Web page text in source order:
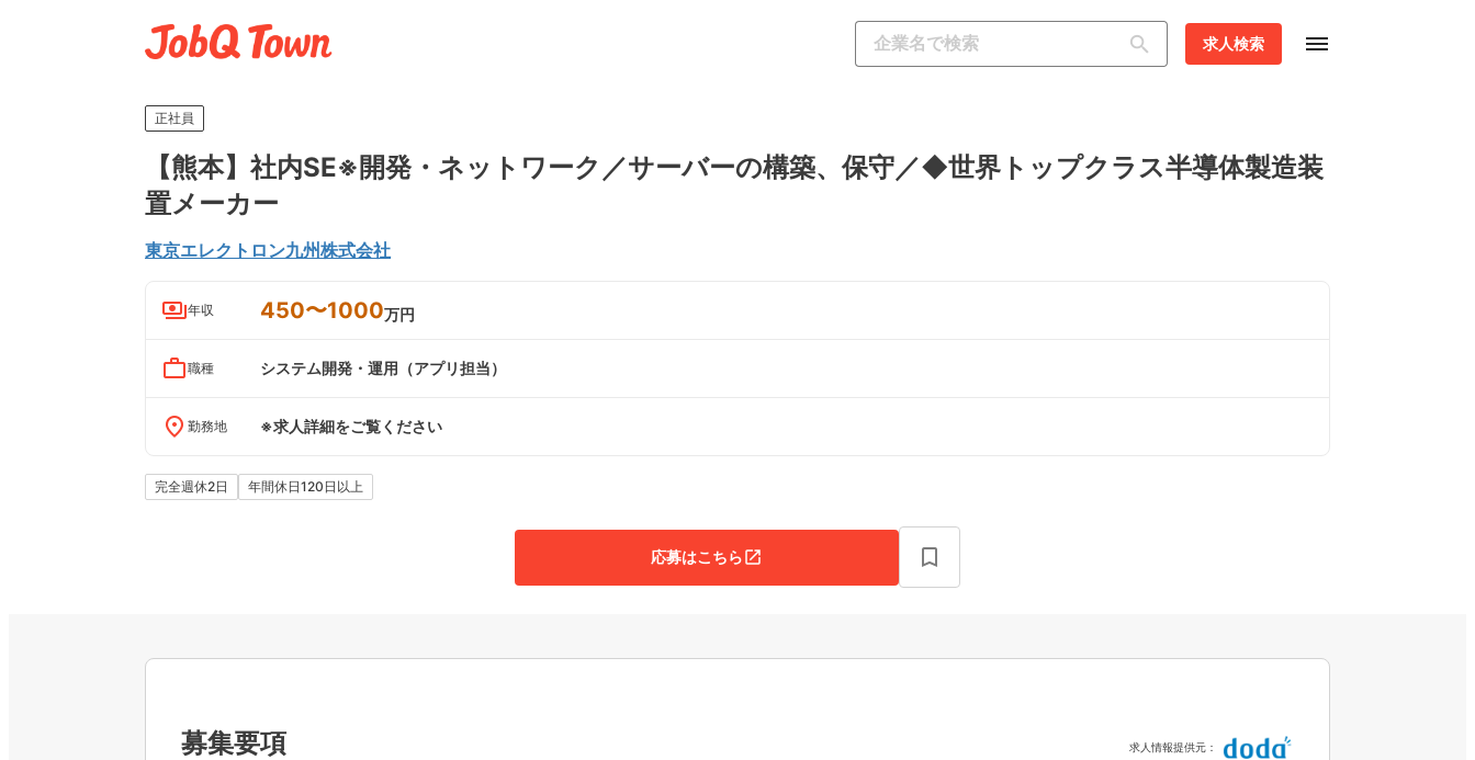
求人検索 dehaze
正社員
【熊本】社内SE※開発・ネットワーク／サーバーの構築、保守／◆世界トップクラス半導体製造装
置メーカー
東京エレクトロン九州株式会社
payments年収 450〜1000万円
work_outline職種 システム開発・運用（アプリ担当）
place 勤務地 ※求人詳細をご覧ください
完全週休2日 年間休日120日以上
応募はこちらopen_in_new bookmark_border
募集要項 求人情報提供元：